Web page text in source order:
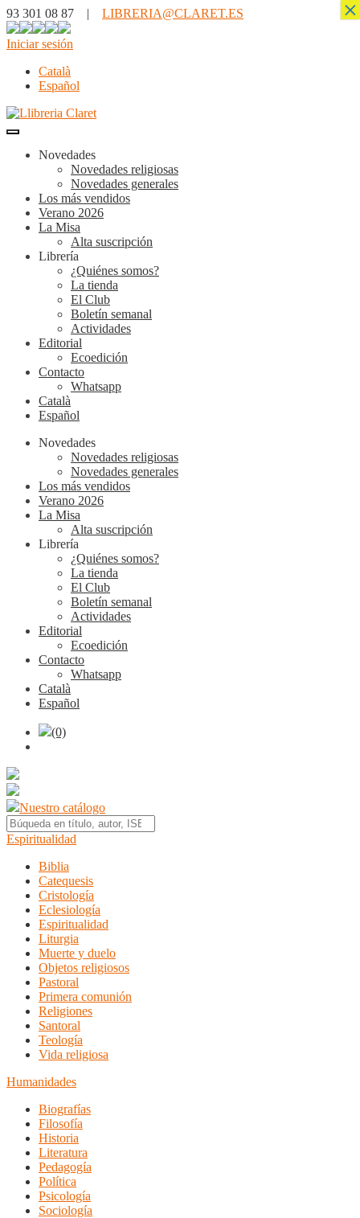
93 301 08 87 | LIBRERIA@CLARET.ES
Iniciar sesión
Català
Español
Novedades
Novedades religiosas
Novedades generales
Los más vendidos
Verano 2026
La Misa
Alta suscripción
Librería
¿Quiénes somos?
La tienda
El Club
Boletín semanal
Actividades
Editorial
Ecoedición
Contacto
Whatsapp
Català
Español
Novedades
Novedades religiosas
Novedades generales
Los más vendidos
Verano 2026
La Misa
Alta suscripción
Librería
¿Quiénes somos?
La tienda
El Club
Boletín semanal
Actividades
Editorial
Ecoedición
Contacto
Whatsapp
Català
Español
(0)
Nuestro catálogo
Espiritualidad
Biblia
Catequesis
Cristología
Eclesiología
Espiritualidad
Liturgia
Muerte y duelo
Objetos religiosos
Pastoral
Primera comunión
Religiones
Santoral
Teología
Vida religiosa
Humanidades
Biografías
Filosofía
Historia
Literatura
Pedagogía
Política
Psicología
Sociología
×